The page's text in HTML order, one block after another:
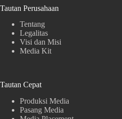
Tautan Perusahaan
Tentang
Legalitas
Visi dan Misi
Media Kit
Tautan Cepat
Produksi Media
Pasang Media